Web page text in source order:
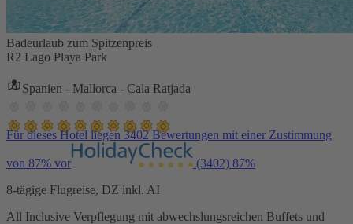
Badeurlaub zum Spitzenpreis
R2 Lago Playa Park
Spanien - Mallorca - Cala Ratjada
Für dieses Hotel liegen 3402 Bewertungen mit einer Zustimmung
von 87% vor (3402) 87%
8-tägige Flugreise, DZ inkl. AI
All Inclusive Verpflegung mit abwechslungsreichen Buffets und